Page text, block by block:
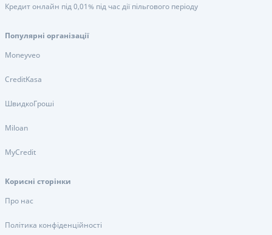
Кредит онлайн під 0,01% під час дії пільгового періоду
Популярні організації
Moneyveo
CreditKasa
ШвидкоГроші
Miloan
MyCredit
Корисні сторінки
Про нас
Політика конфіденційності